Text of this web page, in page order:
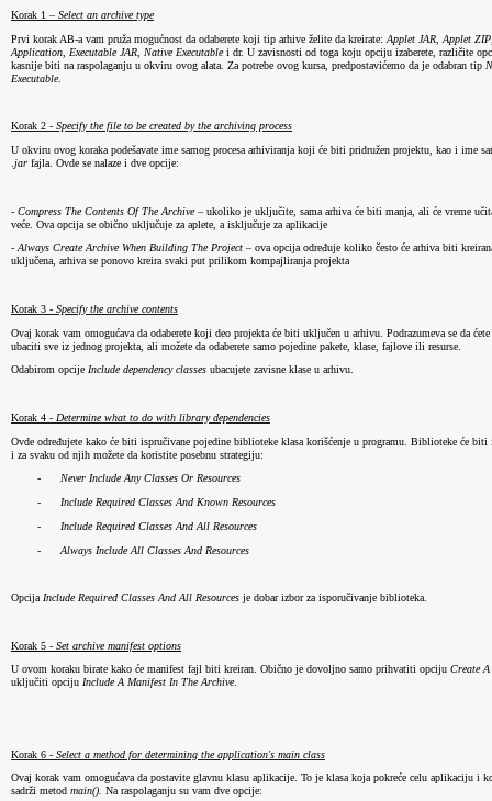
Korak 1 – Select an archive type
Prvi korak AB-a vam pruža mogućnost da odaberete koji tip arhive želite da kreirate: Applet JAR Applet ZIP
Application
Executable JAR Native Executable i dr. U zavisnosti od toga koju opciju izaberete, različite
kasnije biti na raspolaganju u okviru ovog alata. Za potrebe ovog kursa, predpostavićemo da je odabran tip
Executable.
Korak 2 - Specify the file to be created by the archiving process
U okviru ovog koraka podešavate ime samog procesa arhiviranja koji će biti pridružen projektu, kao i ime
jar fajla. Ovde se nalaze i dve opcije:
- Compress The Contents Of The Archive – ukoliko je uključite, sama arhiva će biti manja, ali će vreme
veće. Ova opcija se obično uključuje za aplete, a isključuje za aplikacije
- Always Create Archive When Building The Project – ova opcija određuje koliko često će arhiva biti
uključena, arhiva se ponovo kreira svaki put prilikom kompajliranja projekta
Korak 3 - Specify the archive contents
Ovaj korak vam omogućava da odaberete koji deo projekta će biti uključen u arhivu. Podrazumeva se da ćete
ubaciti sve iz jednog projekta, ali možete da odaberete samo pojedine pakete, klase, fajlove ili resurse.
Odabirom opcije Include dependency classes ubacujete zavisne klase u arhivu.
Korak 4 - Determine what to do with library dependencies
Ovde određujete kako će biti ispručivane pojedine biblioteke klasa korišćenje u programu. Biblioteke će biti
i za svaku od njih možete da koristite posebnu strategiju:
-
Never Include Any Classes Or Resources
-
Include Required Classes And Known Resources
-
Include Required Classes And All Resources
-
Always Include All Classes And Resources
Opcija Include Required Classes And All Resources je dobar izbor za isporučivanje biblioteka.
Korak 5 - Set archive manifest options
U ovom koraku birate kako će manifest fajl biti kreiran. Obično je dovoljno samo prihvatiti opciju Create
uključiti opciju Include A Manifest In The Archive.
Korak 6 - Select a method for determining the application's main class
Ovaj korak vam omogućava da postavite glavnu klasu aplikacije. To je klasa koja pokreće celu aplikaciju i
sadrži metod main(). Na raspolaganju su vam dve opcije: